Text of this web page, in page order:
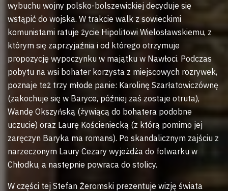
wybuchu wojny polsko-bolszewickiej decyduje się
wstąpić do wojska. W trakcie walk z sowieckimi
komunistami ratuje życie Hipolitowi Wielosławskiemu, z
którym się zaprzyjaźnia i od którego otrzymuje
propozycję wypoczynku w majątku w Nawłoci. Podczas
pobytu na wsi bohater korzysta z miejscowych rozrywek,
poznaje też trzy młode panie: Karolinę Szarłatowiczównę
(zakochuje się w Baryce, później zaś zostaje otruta),
Wandę Okszyńską (żywiącą do bohatera podobne
uczucie) oraz Laurę Kościeniecką (z którą pomimo jej
zaręczyn Baryka ma romans). Po skandalicznym zajściu z
narzeczonym Laury Cezary wyjeżdża do folwarku w
Chłodku, a następnie powraca do stolicy.
W części tej Stefan Żeromski prezentuje wizję świata